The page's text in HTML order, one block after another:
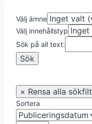
Välj ämne
Välj innehållstyp
Sök på all text:
Sortera